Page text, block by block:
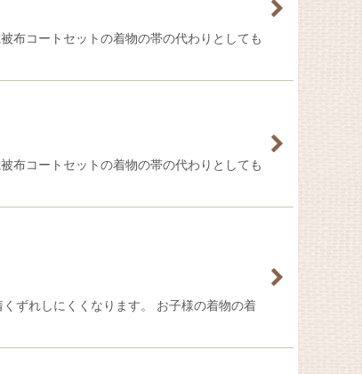
布コートセットの着物の帯の代わりとしても
布コートセットの着物の帯の代わりとしても
ずれしにくくなります。 お子様の着物の着